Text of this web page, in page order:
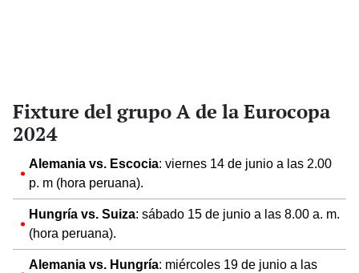
Fixture del grupo A de la Eurocopa
2024
Alemania vs. Escocia: viernes 14 de junio a las 2.00
p. m (hora peruana).
Hungría vs. Suiza: sábado 15 de junio a las 8.00 a. m.
(hora peruana).
Alemania vs. Hungría: miércoles 19 de junio a las